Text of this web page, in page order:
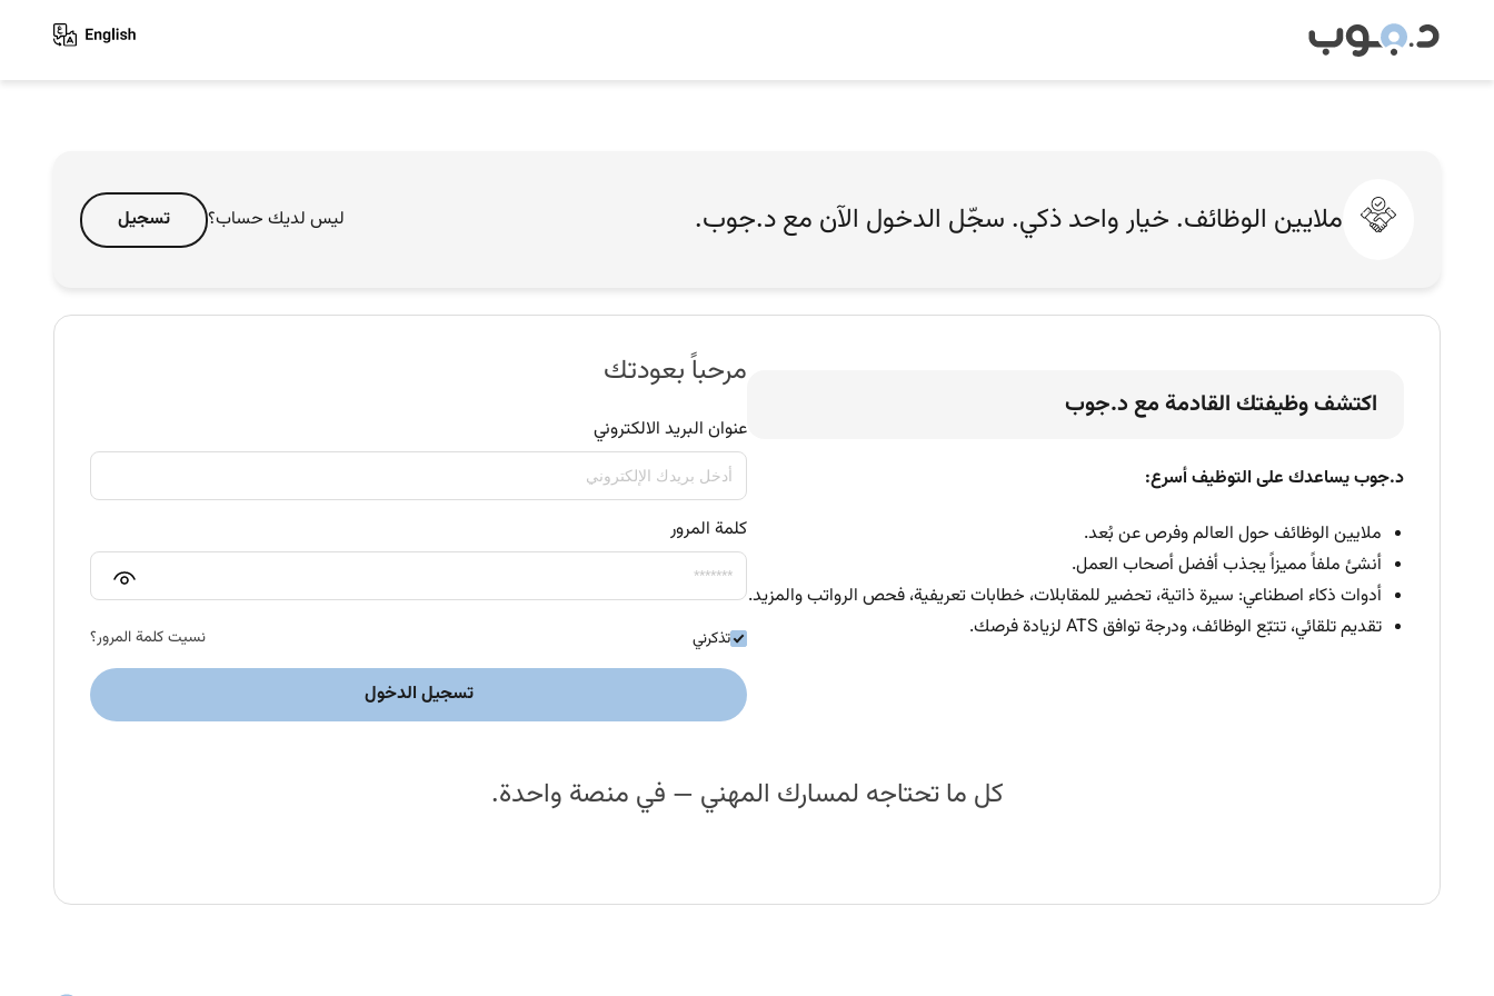
ملايين الوظائف. خيار واحد ذكي. سجّل الدخول الآن مع د.جوب. ليس لديك حساب؟ تسجيل
اكتشف وظيفتك القادمة مع د.جوب
د.جوب يساعدك على التوظيف أسرع:
ملايين الوظائف حول العالم وفرص عن بُعد.
أنشئ ملفاً مميزاً يجذب أفضل أصحاب العمل.
أدوات ذكاء اصطناعي: سيرة ذاتية، تحضير للمقابلات، خطابات تعريفية، فحص الرواتب والمزيد.
تقديم تلقائي، تتبّع الوظائف، ودرجة توافق ATS لزيادة فرصك.
مرحباً بعودتك
عنوان البريد الالكتروني
كلمة المرور
تذكرني نسيت كلمة المرور؟
تسجيل الدخول
كل ما تحتاجه لمسارك المهني — في منصة واحدة.